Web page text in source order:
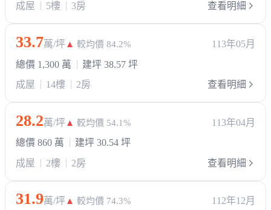
成屋
5樓 3房 查看明細
33.7萬/坪▲ 較均價 84.2%
113年05月
總價 1,300 萬
建坪 38.57 坪
成屋
14樓 2房 查看明細
28.2萬/坪▲ 較均價 54.1%
113年04月
總價 860 萬
建坪 30.54 坪
成屋
2樓 2房 查看明細
31.9萬/坪▲ 較均價 74.3%
112年12月